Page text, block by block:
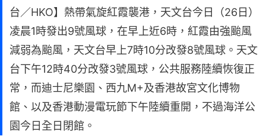
台／HKO】熱帶氣旋紅霞襲港，天文台今日（26日）
凌晨1時發出9號風球，在早上近6時，紅霞由強颱風
減弱為颱風，天文台早上7時10分改發8號風球。天文
台下午12時40分改發3號風球，公共服務陸續恢復正
常，而迪士尼樂園、西九M+及香港故宮文化博物
館、以及香港動漫電玩節下午陸續重開，不過海洋公
園今日全日閉館。